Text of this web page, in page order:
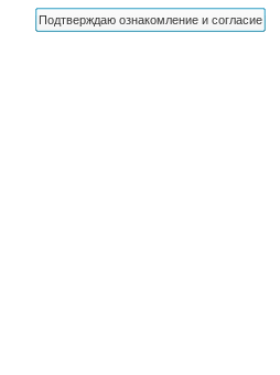
Подтверждаю ознакомление и согласие